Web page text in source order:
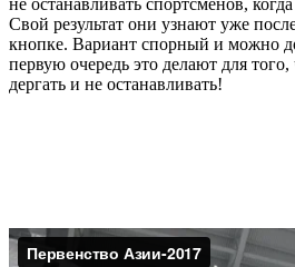
Свой результат они узнают уже
кнопке. Вариант спорный и можно
первую очередь это делают для
дергать и не останавливать!